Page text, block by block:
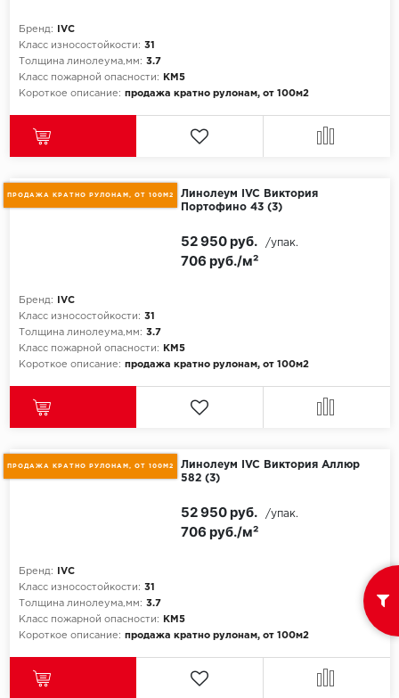
No brand
SPC Alta Step
SPC Betta
SPC Ideal Flooring
SPC Kronostep
SPC Promo
Бренд:
IVC
Класс износостойкости: 31
Толщина линолеума,мм: 3.7
Класс пожарной опасности:
КМ5
Короткое описание: продажа кратно рулонам, от 100м2
ПРОДАЖА КРАТНО РУЛОНАМ, ОТ 100М2
Линолеум IVC Виктория
Портофино 43 (3)
Бренд:
IVC
Класс износостойкости: 31
Толщина линолеума,мм: 3.7
Класс пожарной опасности:
КМ5
Короткое описание: продажа кратно рулонам, от 100м2
706 руб./м²
52 950 руб. /упак.
ПРОДАЖА КРАТНО РУЛОНАМ, ОТ 100М2
Линолеум IVC Виктория Аллюр
582 (3)
Бренд:
IVC
Класс износостойкости: 31
Толщина линолеума,мм: 3.7
Класс пожарной опасности:
КМ5
Короткое описание: продажа кратно рулонам, от 100м2
706 руб./м²
52 950 руб. /упак.